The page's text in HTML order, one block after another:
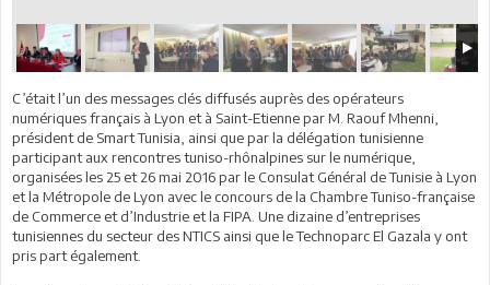
C’était l’un des messages clés diffusés auprès des opérateurs
numériques français à Lyon et à Saint-Etienne par M. Raouf Mhenni,
président de Smart Tunisia, ainsi que par la délégation tunisienne
participant aux rencontres tuniso-rhônalpines sur le numérique,
organisées les 25 et 26 mai 2016 par le Consulat Général de Tunisie à Lyon
et la Métropole de Lyon avec le concours de la Chambre Tuniso-française
de Commerce et d’Industrie et la FIPA. Une dizaine d’entreprises
tunisiennes du secteur des NTICS ainsi que le Technoparc El Gazala y ont
pris part également.